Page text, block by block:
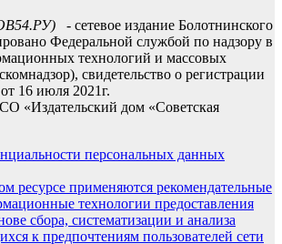
- сетевое издание Болотнинского
Федеральной службой по надзору в
технологий и массовых
свидетельство о регистрации
16 июля 2021г.
«Издательский дом «Советская
персональных данных
ресурсе применяются рекомендательные
технологии предоставления
сбора, систематизации и анализа
к предпочтениям пользователей сети